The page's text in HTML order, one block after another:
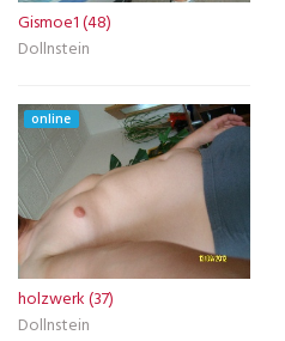
Gismoe1 (48)
Dollnstein
online
holzwerk (37)
Dollnstein